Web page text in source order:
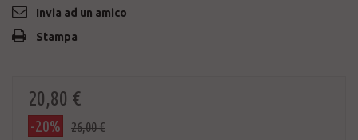
Invia ad un amico
Stampa
20,80 €
-20% 26,00 €